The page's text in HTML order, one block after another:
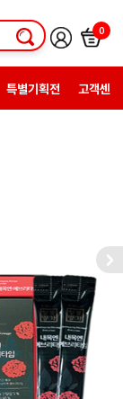
0
특별기획전 고객센터